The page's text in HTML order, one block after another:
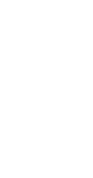
زیر